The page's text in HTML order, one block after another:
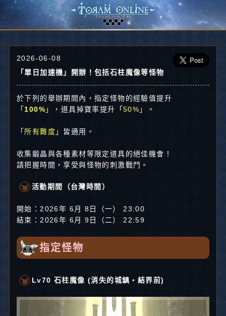
2026-06-08
「單日加速機」開辦！包括石柱魔像等怪物
於下列的舉辦期間內，指定怪物的經驗值提升
「 100% 」，道具掉寶率提升「 50% 」。
「 所有難度 」皆適用。
收集鍛晶與各種素材等限定道具的絕佳機會！
請把握時間，享受與怪物的刺激戰鬥。
活動期間（台灣時間）
開始：2026年 6月 8日（一） 23:00
結束：2026年 6月 9日（二） 22:59
指定怪物
Lv70 石柱魔像 (消失的城鎮・結界前)